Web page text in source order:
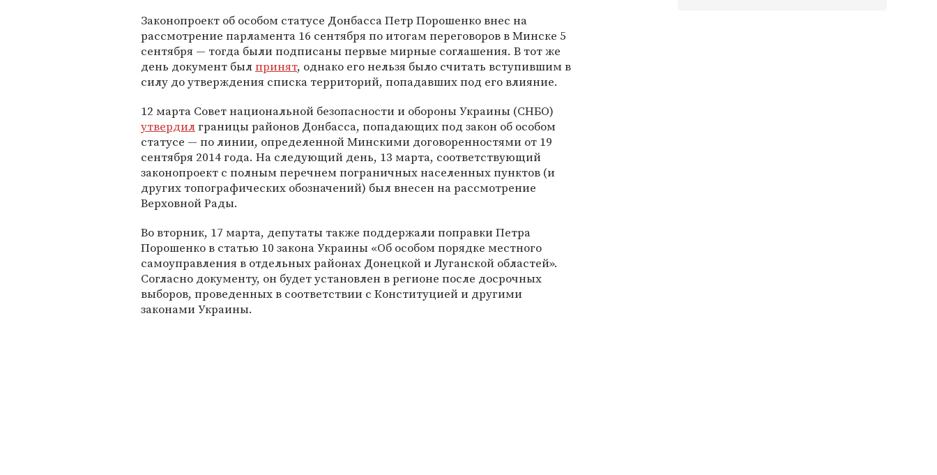
Законопроект об особом статусе Донбасса Петр Порошенко внес на
рассмотрение парламента 16 сентября по итогам переговоров в Минске 5
сентября — тогда были подписаны первые мирные соглашения. В тот же
день документ былпринят, однако его нельзя было считать вступившим в
силу до утверждения списка территорий, попадавших под его влияние.
12 марта Совет национальной безопасности и обороны Украины (СНБО)
утвердилграницы районов Донбасса, попадающих под закон об особом
статусе — по линии, определенной Минскими договоренностями от 19
сентября 2014 года. На следующий день, 13 марта, соответствующий
законопроект с полным перечнем пограничных населенных пунктов (и
других топографических обозначений) был внесен на рассмотрение
Верховной Рады.
Во вторник, 17 марта, депутаты также поддержали поправки Петра
Порошенко в статью 10 закона Украины «Об особом порядке местного
самоуправления в отдельных районах Донецкой и Луганской областей».
Согласно документу, он будет установлен в регионе после досрочных
выборов, проведенных в соответствии с Конституцией и другими
законами Украины.